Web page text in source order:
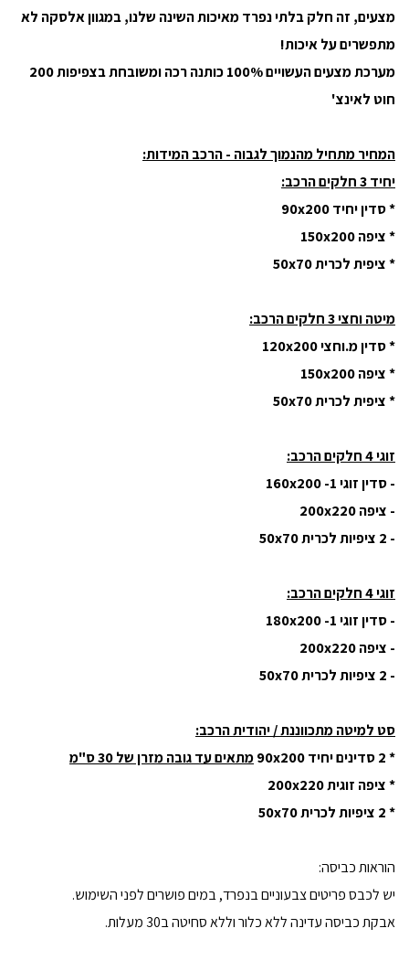
מצעים, זה חלק בלתי נפרד מאיכות השינה שלנו, במגוון אלסקה לא
מתפשרים על איכות!
מערכת מצעים העשויים 100% כותנה רכה ומשובחת בצפיפות 200
חוט לאינצ'
המחיר מתחיל מהנמוך לגבוה - הרכב המידות:
יחיד 3 חלקים הרכב:
* סדין יחיד 90x200
* ציפה 150x200
* ציפית לכרית 50x70
מיטה וחצי 3 חלקים הרכב:
* סדין מ.וחצי 120x200
* ציפה 150x200
* ציפית לכרית 50x70
זוגי 4 חלקים הרכב:
- סדין זוגי 160x200 -1
- ציפה 200x220
- 2 ציפיות לכרית 50x70
זוגי 4 חלקים הרכב:
- סדין זוגי 180x200 -1
- ציפה 200x220
- 2 ציפיות לכרית 50x70
סט למיטה מתכווננת / יהודית הרכב:
* 2 סדינים יחיד 90x200
מתאים עד גובה מזרן של 30 ס"מ
* ציפה זוגית 200x220
* 2 ציפיות לכרית 50x70
הוראות כביסה:
יש לכבס פריטים צבעוניים בנפרד, במים פושרים לפני השימוש.
אבקת כביסה עדינה ללא כלור וללא סחיטה ב30 מעלות.